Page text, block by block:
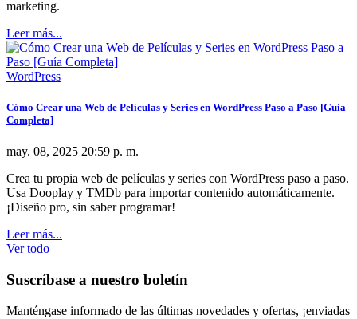
marketing.
Leer más...
WordPress
Cómo Crear una Web de Películas y Series en WordPress Paso a Paso [Guía
Completa]
may. 08, 2025 20:59 p. m.
Crea tu propia web de películas y series con WordPress paso a paso.
Usa Dooplay y TMDb para importar contenido automáticamente.
¡Diseño pro, sin saber programar!
Leer más...
Ver todo
Suscríbase a nuestro boletín
Manténgase informado de las últimas novedades y ofertas, ¡enviadas